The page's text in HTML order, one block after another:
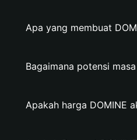
Apa yang membuat
Bagaimana potensi
Apakah harga DOMINE